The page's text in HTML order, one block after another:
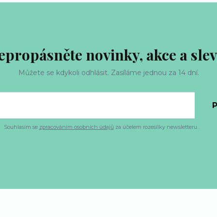
novinky, akce a
Můžete se kdykoli odhlásit. Zasíláme jednou za 14 dní.
Souhlasím se zpracováním osobních údajůza účelem rozesílky newsletteru.